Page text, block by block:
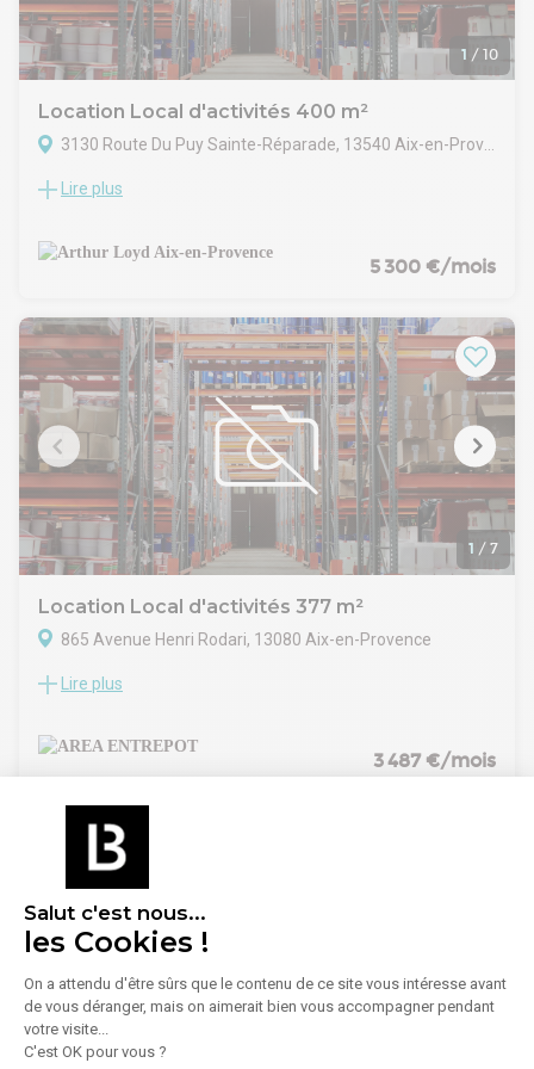
Salut c'est nous...
les Cookies !
On a attendu d'être sûrs que le contenu de ce site vous intéresse avant
de vous déranger, mais on aimerait bien vous accompagner pendant
votre visite...
C'est OK pour vous ?
1 / 10
Location Local d'activités 400 m²
3130 Route Du Puy Sainte-Réparade, 13540 Aix-en-Provence
ARTHUR LOYD FIGUIERE IMMOBILIER vous propose, EN
un local d'activités de 400 m² entièrement rénové sur 2 500
m² de terrain. Bâtiment en dur, isolé, profitant de 2,5 à 4 m de
tout type de transporteur.
Disponible en juin 2026, à la location.
Lire plus
5 300 €/mois
1 / 7
Location Local d'activités 377 m²
865 Avenue Henri Rodari, 13080 Aix-en-Provence
A Aix en Provence, sur site sécurisé, AREA ENTREPOT vous
de plain pied, offrant une zone de stockage / atelier avec
bureaux d'accompagnement en RDC. Les locaux sont
équipés du courant triphasé et d'accès PL avec aire de
retournement.
Prestations :
- Structure béton
- Toiture isolée
- Eclairage naturel et artificiel
- Rideau métallique
- Courant triphasé 380 V
- Accès PL
- Parkings
Lire plus
3 487 €/mois